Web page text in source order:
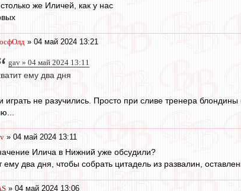
же Иличей, как у нас
» 04 май 2024 13:21
gav » 04 май 2024 13:11
ему два дня
играть не разучились. Просто при сливе тренера
» 04 май 2024 13:11
Илича в Нижний уже обсудили?
ему два дня, чтобы собрать цитадель из развалин,
» 04 май 2024 13:06